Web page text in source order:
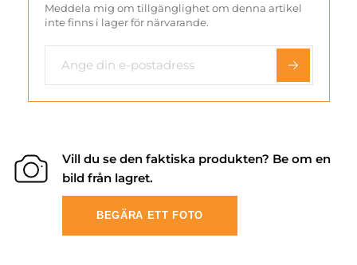
Meddela mig om tillgänglighet om denna artikel
inte finns i lager för närvarande.
Vill du se den faktiska produkten? Be om en
bild från lagret.
BEGÄRA ETT FOTO